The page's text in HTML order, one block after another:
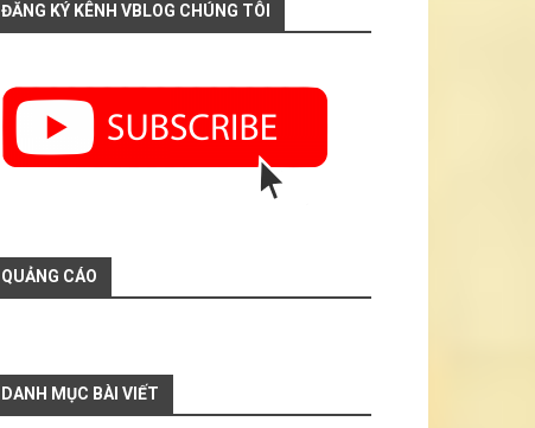
ĐĂNG KÝ KÊNH VBLOG CHÚNG TÔI
QUẢNG CÁO
DANH MỤC BÀI VIẾT